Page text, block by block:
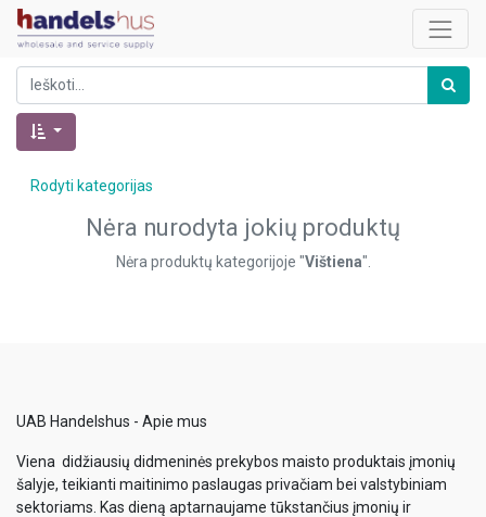
Rodyti kategorijas
Nėra nurodyta jokių produktų
Nėra produktų kategorijoje "Vištiena".
UAB Handelshus - Apie mus
Viena didžiausių didmeninės prekybos maisto produktais įmonių
šalyje, teikianti maitinimo paslaugas privačiam bei valstybiniam
sektoriams. Kas dieną aptarnaujame tūkstančius įmonių ir